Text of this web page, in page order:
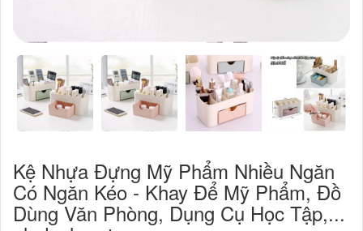
Kệ Nhựa Đựng Mỹ Phẩm Nhiều Ngăn
Có Ngăn Kéo - Khay Để Mỹ Phẩm, Đồ
Dùng Văn Phòng, Dụng Cụ Học Tập,...